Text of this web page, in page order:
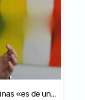
El discurso de Milei sobre Malvinas «es de una gravedad sin precedentes», según Filmus